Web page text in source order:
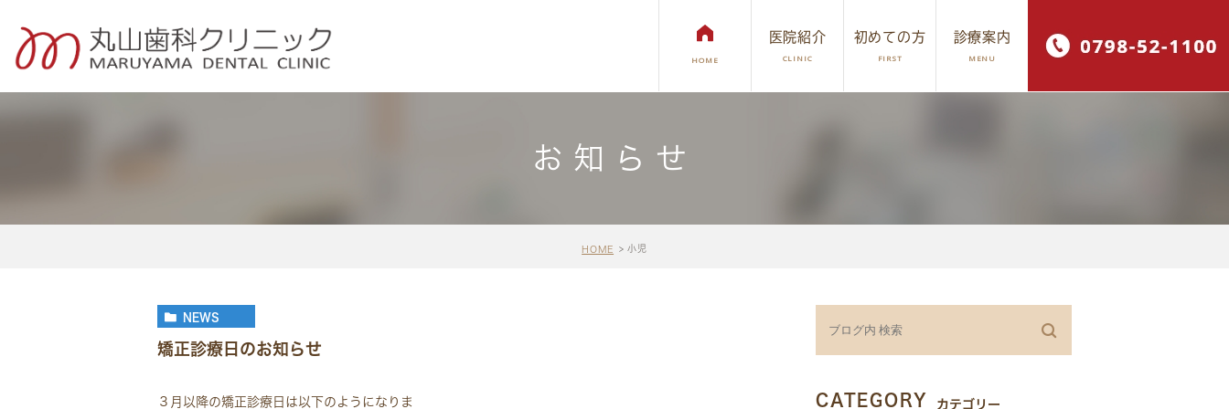
HOME
医院紹介
CLINIC
初めての方
FIRST
診療案内
MENU
矯正歯科治療
お知らせ
HOME 小児
NEWS
矯正診療日のお知らせ
３月以降の矯正診療日は以下のようになりま
CATEGORY カテゴリー